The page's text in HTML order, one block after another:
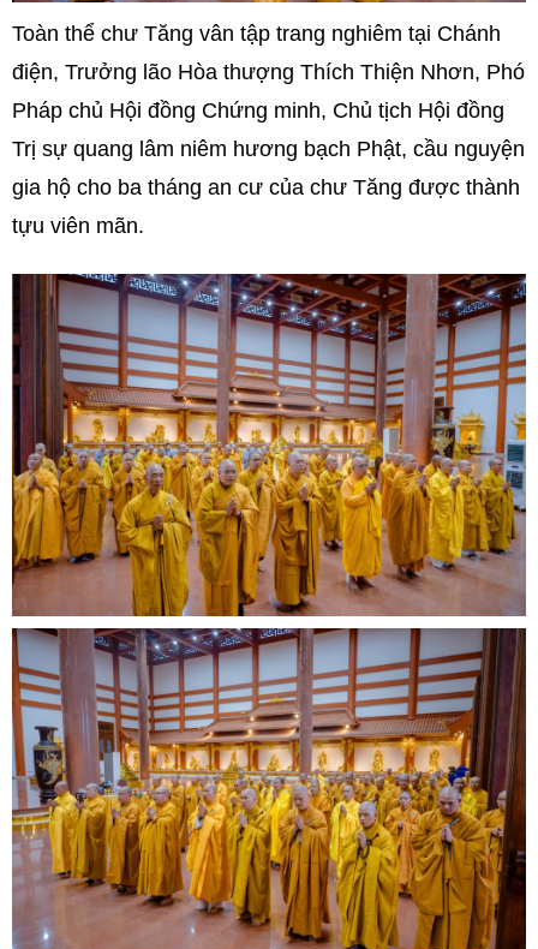
Toàn thể chư Tăng vân tập trang nghiêm tại Chánh
điện, Trưởng lão Hòa thượng Thích Thiện Nhơn, Phó
Pháp chủ Hội đồng Chứng minh, Chủ tịch Hội đồng
Trị sự quang lâm niêm hương bạch Phật, cầu nguyện
gia hộ cho ba tháng an cư của chư Tăng được thành
tựu viên mãn.